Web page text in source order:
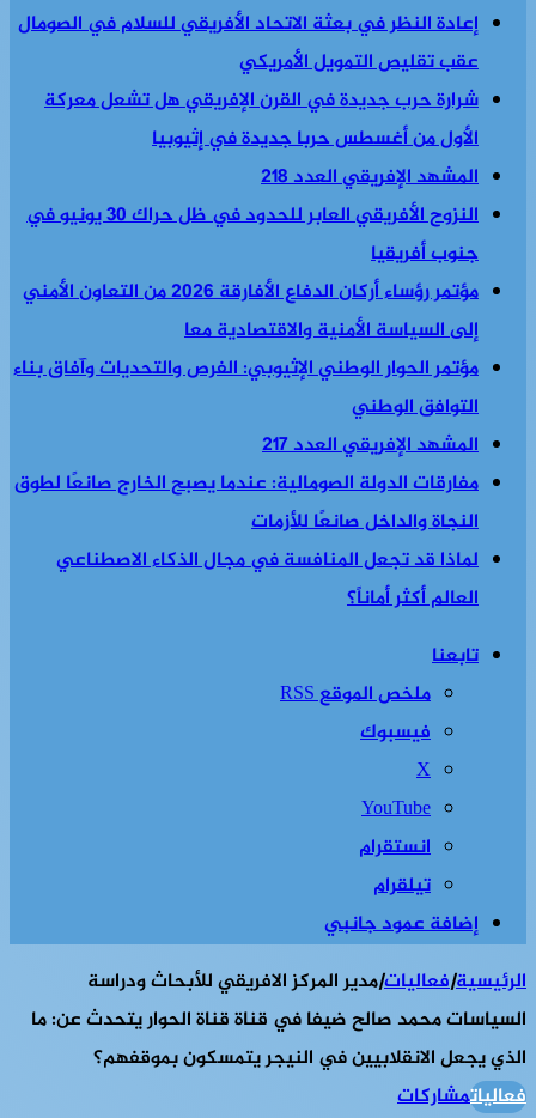
إعادة النظر في بعثة الاتحاد الأفريقي للسلام في الصومال
عقب تقليص التمويل الأمريكي
شرارة حرب جديدة في القرن الإفريقي هل تشعل معركة
الأول من أغسطس حربا جديدة في إثيوبيا
المشهد الإفريقي العدد 218
النزوح الأفريقي العابر للحدود في ظل حراك 30 يونيو في
جنوب أفريقيا
مؤتمر رؤساء أركان الدفاع الأفارقة 2026 من التعاون الأمني
إلى السياسة الأمنية والاقتصادية معا
مؤتمر الحوار الوطني الإثيوبي: الفرص والتحديات وآفاق بناء
التوافق الوطني
المشهد الإفريقي العدد 217
مفارقات الدولة الصومالية: عندما يصبح الخارج صانعًا لطوق
النجاة والداخل صانعًا للأزمات
لماذا قد تجعل المنافسة في مجال الذكاء الاصطناعي
العالم أكثر أماناً؟
تابعنا
ملخص الموقع RSS
فيسبوك
‫X
‫YouTube
انستقرام
تيلقرام
إضافة عمود جانبي
الرئيسية|فعاليات|مدير المركز الافريقي للأبحاث ودراسة
السياسات محمد صالح ضيفا في قناة قناة الحوار يتحدث عن: ما
الذي يجعل الانقلابيين في النيجر يتمسكون بموقفهم؟
فعالياتمشاركات